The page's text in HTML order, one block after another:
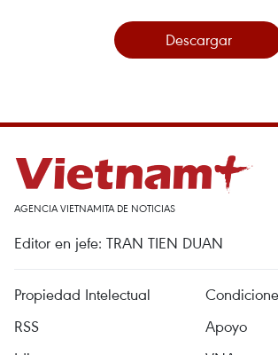
Descargar
AGENCIA VIETNAMITA DE NOTICIAS
Editor en jefe: TRAN TIEN DUAN
Propiedad Intelectual
RSS
Apoyo